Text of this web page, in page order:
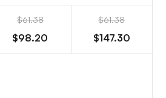
$61.38
$98.20
$61.38
$147.30